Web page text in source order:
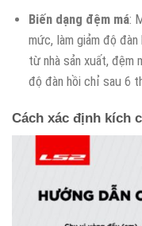
Biến dạng đệm má:
mức, làm giảm độ
từ nhà sản xuất, đệm
độ đàn hồi chỉ sau 6
Cách xác định kích